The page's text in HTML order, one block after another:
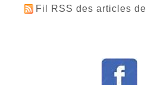
Fil RSS des articles